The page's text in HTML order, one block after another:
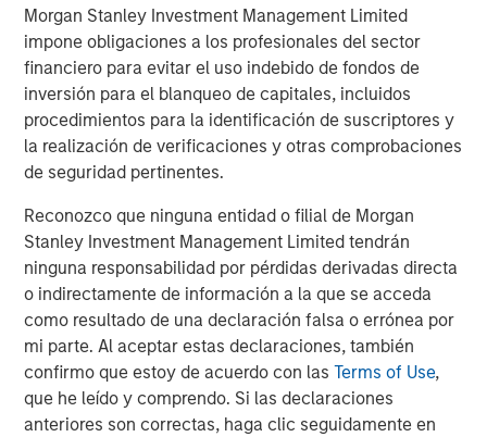
Morgan Stanley Investment Management Limited
impone obligaciones a los profesionales del sector
financiero para evitar el uso indebido de fondos de
inversión para el blanqueo de capitales, incluidos
procedimientos para la identificación de suscriptores y
la realización de verificaciones y otras comprobaciones
de seguridad pertinentes.
Reconozco que ninguna entidad o filial de Morgan
Stanley Investment Management Limited tendrán
ninguna responsabilidad por pérdidas derivadas directa
o indirectamente de información a la que se acceda
como resultado de una declaración falsa o errónea por
mi parte. Al aceptar estas declaraciones, también
confirmo que estoy de acuerdo con lasTerms of Use,
que he leído y comprendo. Si las declaraciones
anteriores son correctas, haga clic seguidamente en
that span fully liquid (public assets), comprehensive
(public and private assets) and fully private portfolios.
Offerings are delivered via a managed portfolio or model,
in discretionary or advisory format.
ARTÍCULOS RELACIONADOS
There’s a New Sheriff in Town: Culture
Change at the Fed
CARON’S CORNER
The Blurred Lines Between Growth and Value
Create an Investment Opportunity